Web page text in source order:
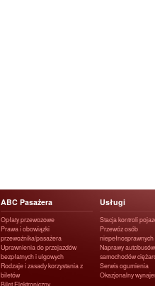
ABC Pasażera
Opłaty przewozowe
Prawa i obowiązki
przewoźnika/pasażera
Uprawnienia do przejazdów
bezpłatnych i ulgowych
Rodzaje i zasady korzystania z
biletów
Bilet Elektroniczny
Usługi
Stacja kontroli
Przewóz osób
niepełnosprawnych
Naprawy
samochodów
Serwis ogumienia
Okazjonalny